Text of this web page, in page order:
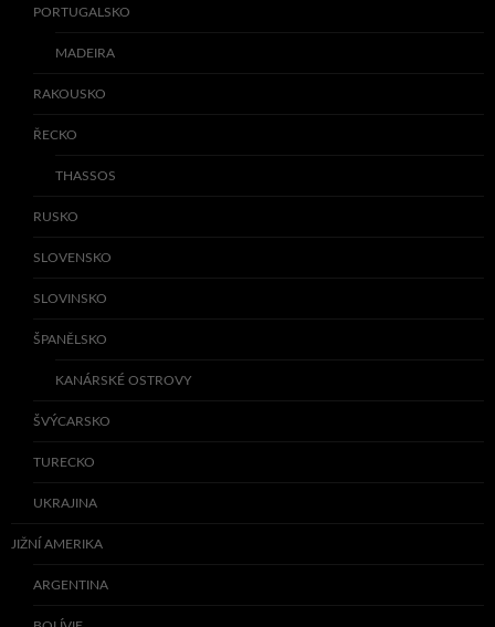
PORTUGALSKO
MADEIRA
RAKOUSKO
ŘECKO
THASSOS
RUSKO
SLOVENSKO
SLOVINSKO
ŠPANĚLSKO
KANÁRSKÉ OSTROVY
ŠVÝCARSKO
TURECKO
UKRAJINA
JIŽNÍ AMERIKA
ARGENTINA